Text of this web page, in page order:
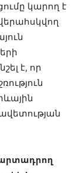
կարող է
է, որ